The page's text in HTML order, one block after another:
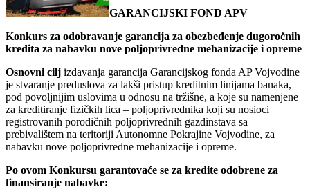
GARANCIJSKI FOND APV
Konkurs za odobravanje garancija za obezbeđenje dugoročnih
kredita za nabavku nove poljoprivredne mehanizacije i opreme
Osnovni cilj izdavanja garancija Garancijskog fonda AP Vojvodine
je stvaranje preduslova za lakši pristup kreditnim linijama banaka,
pod povoljnijim uslovima u odnosu na tržišne, a koje su namenjene
za kreditiranje fizičkih lica – poljoprivrednika koji su nosioci
registrovanih porodičnih poljoprivrednih gazdinstava sa
prebivalištem na teritoriji Autonomne Pokrajine Vojvodine, za
nabavku nove poljoprivredne mehanizacije i opreme.
Po ovom Konkursu garantovaće se za kredite odobrene za
finansiranje nabavke: